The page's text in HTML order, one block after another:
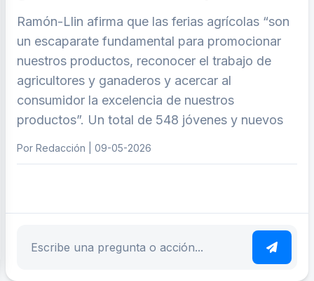
Ramón-Llin afirma que las ferias agrícolas “son
un escaparate fundamental para promocionar
nuestros productos, reconocer el trabajo de
agricultores y ganaderos y acercar al
consumidor la excelencia de nuestros
productos”. Un total de 548 jóvenes y nuevos
Por Redacción | 09-05-2026
Escribe tu pregunta